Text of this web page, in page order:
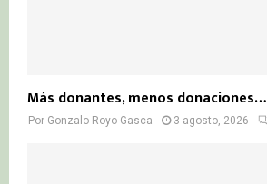
Más donantes, menos donaciones…
Por Gonzalo Royo Gasca 3 agosto, 2026